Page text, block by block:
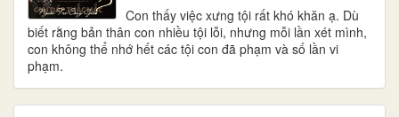
Con thấy việc xưng tội rất khó khăn ạ. Dù
biết rằng bản thân con nhiều tội lỗi, nhưng mỗi lần xét mình,
con không thể nhớ hết các tội con đã phạm và số lần vi
phạm.